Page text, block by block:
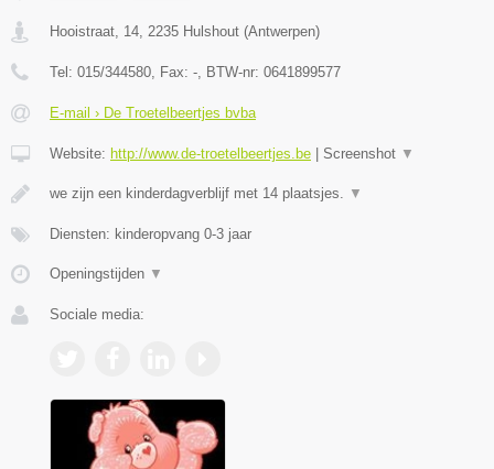
Hooistraat, 14 2235 Hulshout (Antwerpen)
Tel: 015/344580 , Fax: - , BTW-nr: 0641899577
E-mail › De Troetelbeertjes bvba
Website: http://www.de-troetelbeertjes.be Screenshot ▼
we zijn een kinderdagverblijf met 14 plaatsjes. ▼
Diensten: kinderopvang 0-3 jaar
Openingstijden ▼
Sociale media: